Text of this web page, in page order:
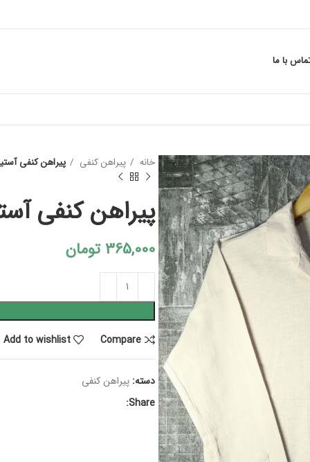
با ما
خانه پیراهن کنفی پیراهن کنفی آستین
پیراهن کنفی
365,000 تومان
Compare
Add to wishlist
دسته: پیراهن کنفی
Share: